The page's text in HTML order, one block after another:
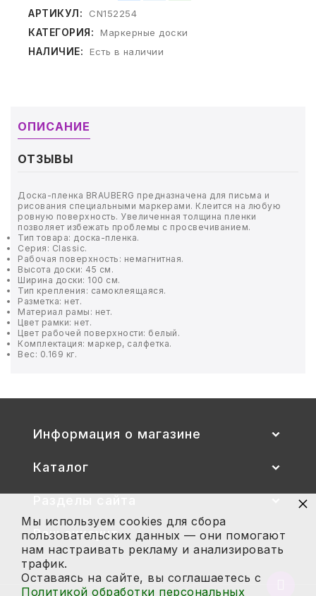
ДОМ И САД
ТЕХНИКА ДЛЯ ОФИСА
УПАКОВКА
ХОЗТОВАРЫ
БУМАГА
БЫТОВАЯ И ПРОФ. ХИМИЯ
БЫТОВАЯ ТЕХНИКА
ХОББИ И ТВОРЧЕСТВО
ИНСТРУМЕНТЫ И РЕМОНТ
СПОРТ И ОТДЫХ
АРТИКУЛ: CN152254
КАТЕГОРИЯ: Маркерные доски
НАЛИЧИЕ: Есть в наличии
ОПИСАНИЕ
ОТЗЫВЫ
Доска-пленка BRAUBERG предназначена для письма и
рисования специальными маркерами. Клеится на любую
ровную поверхность. Увеличенная толщина пленки
позволяет избежать проблемы с просвечиванием.
Тип товара: доска-пленка.
Серия: Classic.
Рабочая поверхность: немагнитная.
Высота доски: 45 см.
Ширина доски: 100 см.
Тип крепления: самоклеящаяся.
Разметка: нет.
Материал рамы: нет.
Цвет рамки: нет.
Цвет рабочей поверхности: белый.
Комплектация: маркер, салфетка.
Вес: 0.169 кг.
Информация о магазине
Каталог
Ваш аккаунт
Мы используем cookies для сбора
пользовательских данных — они помогают
нам настраивать рекламу и анализировать
трафик.
Оставаясь на сайте, вы соглашаетесь с
Политикой обработки персональных
×